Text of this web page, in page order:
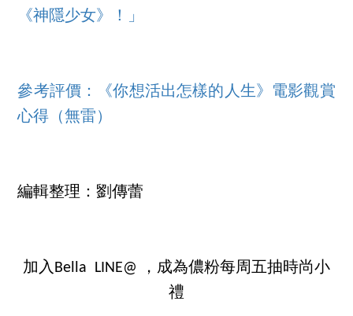
《神隱少女》！」
參考評價：《你想活出怎樣的人生》電影觀賞
心得（無雷）
編輯整理：劉傳蕾
加入Bella LINE@ ，成為儂粉每周五抽時尚小
禮